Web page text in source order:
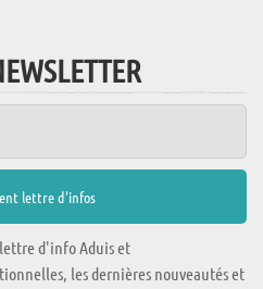
d'info Aduis et
les dernières nouveautés et